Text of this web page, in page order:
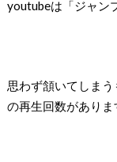
youtubeは「ジャン
思わず頷いてしま
の再生回数がありま